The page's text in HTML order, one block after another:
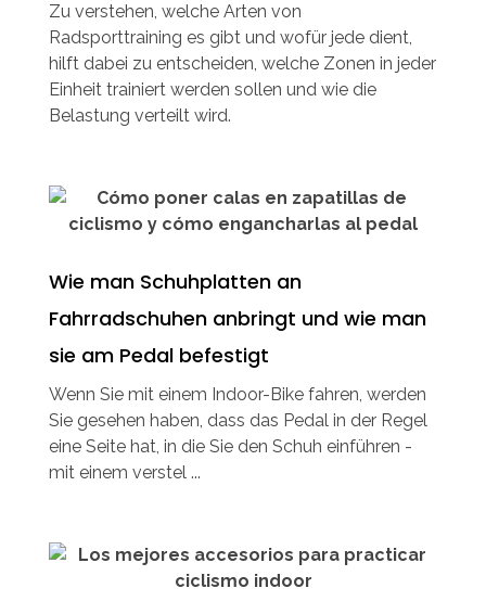
Zu verstehen, welche Arten von
Radsporttraining es gibt und wofür jede dient,
hilft dabei zu entscheiden, welche Zonen in jeder
Einheit trainiert werden sollen und wie die
Belastung verteilt wird.
Wie man Schuhplatten an
Fahrradschuhen anbringt und wie man
sie am Pedal befestigt
Wenn Sie mit einem Indoor-Bike fahren, werden
Sie gesehen haben, dass das Pedal in der Regel
eine Seite hat, in die Sie den Schuh einführen -
mit einem verstel ...